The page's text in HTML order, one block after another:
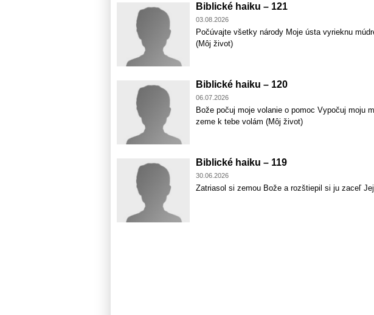
Biblické haiku – 121
03.08.2026
Počúvajte všetky národy Moje ústa vyrieknu
(Môj život)
Biblické haiku – 120
06.07.2026
Bože počuj moje volanie o pomoc Vypočuj moju
zeme k tebe volám (Môj život)
Biblické haiku – 119
30.06.2026
Zatriasol si zemou Bože a rozštiepil si ju zaceľ